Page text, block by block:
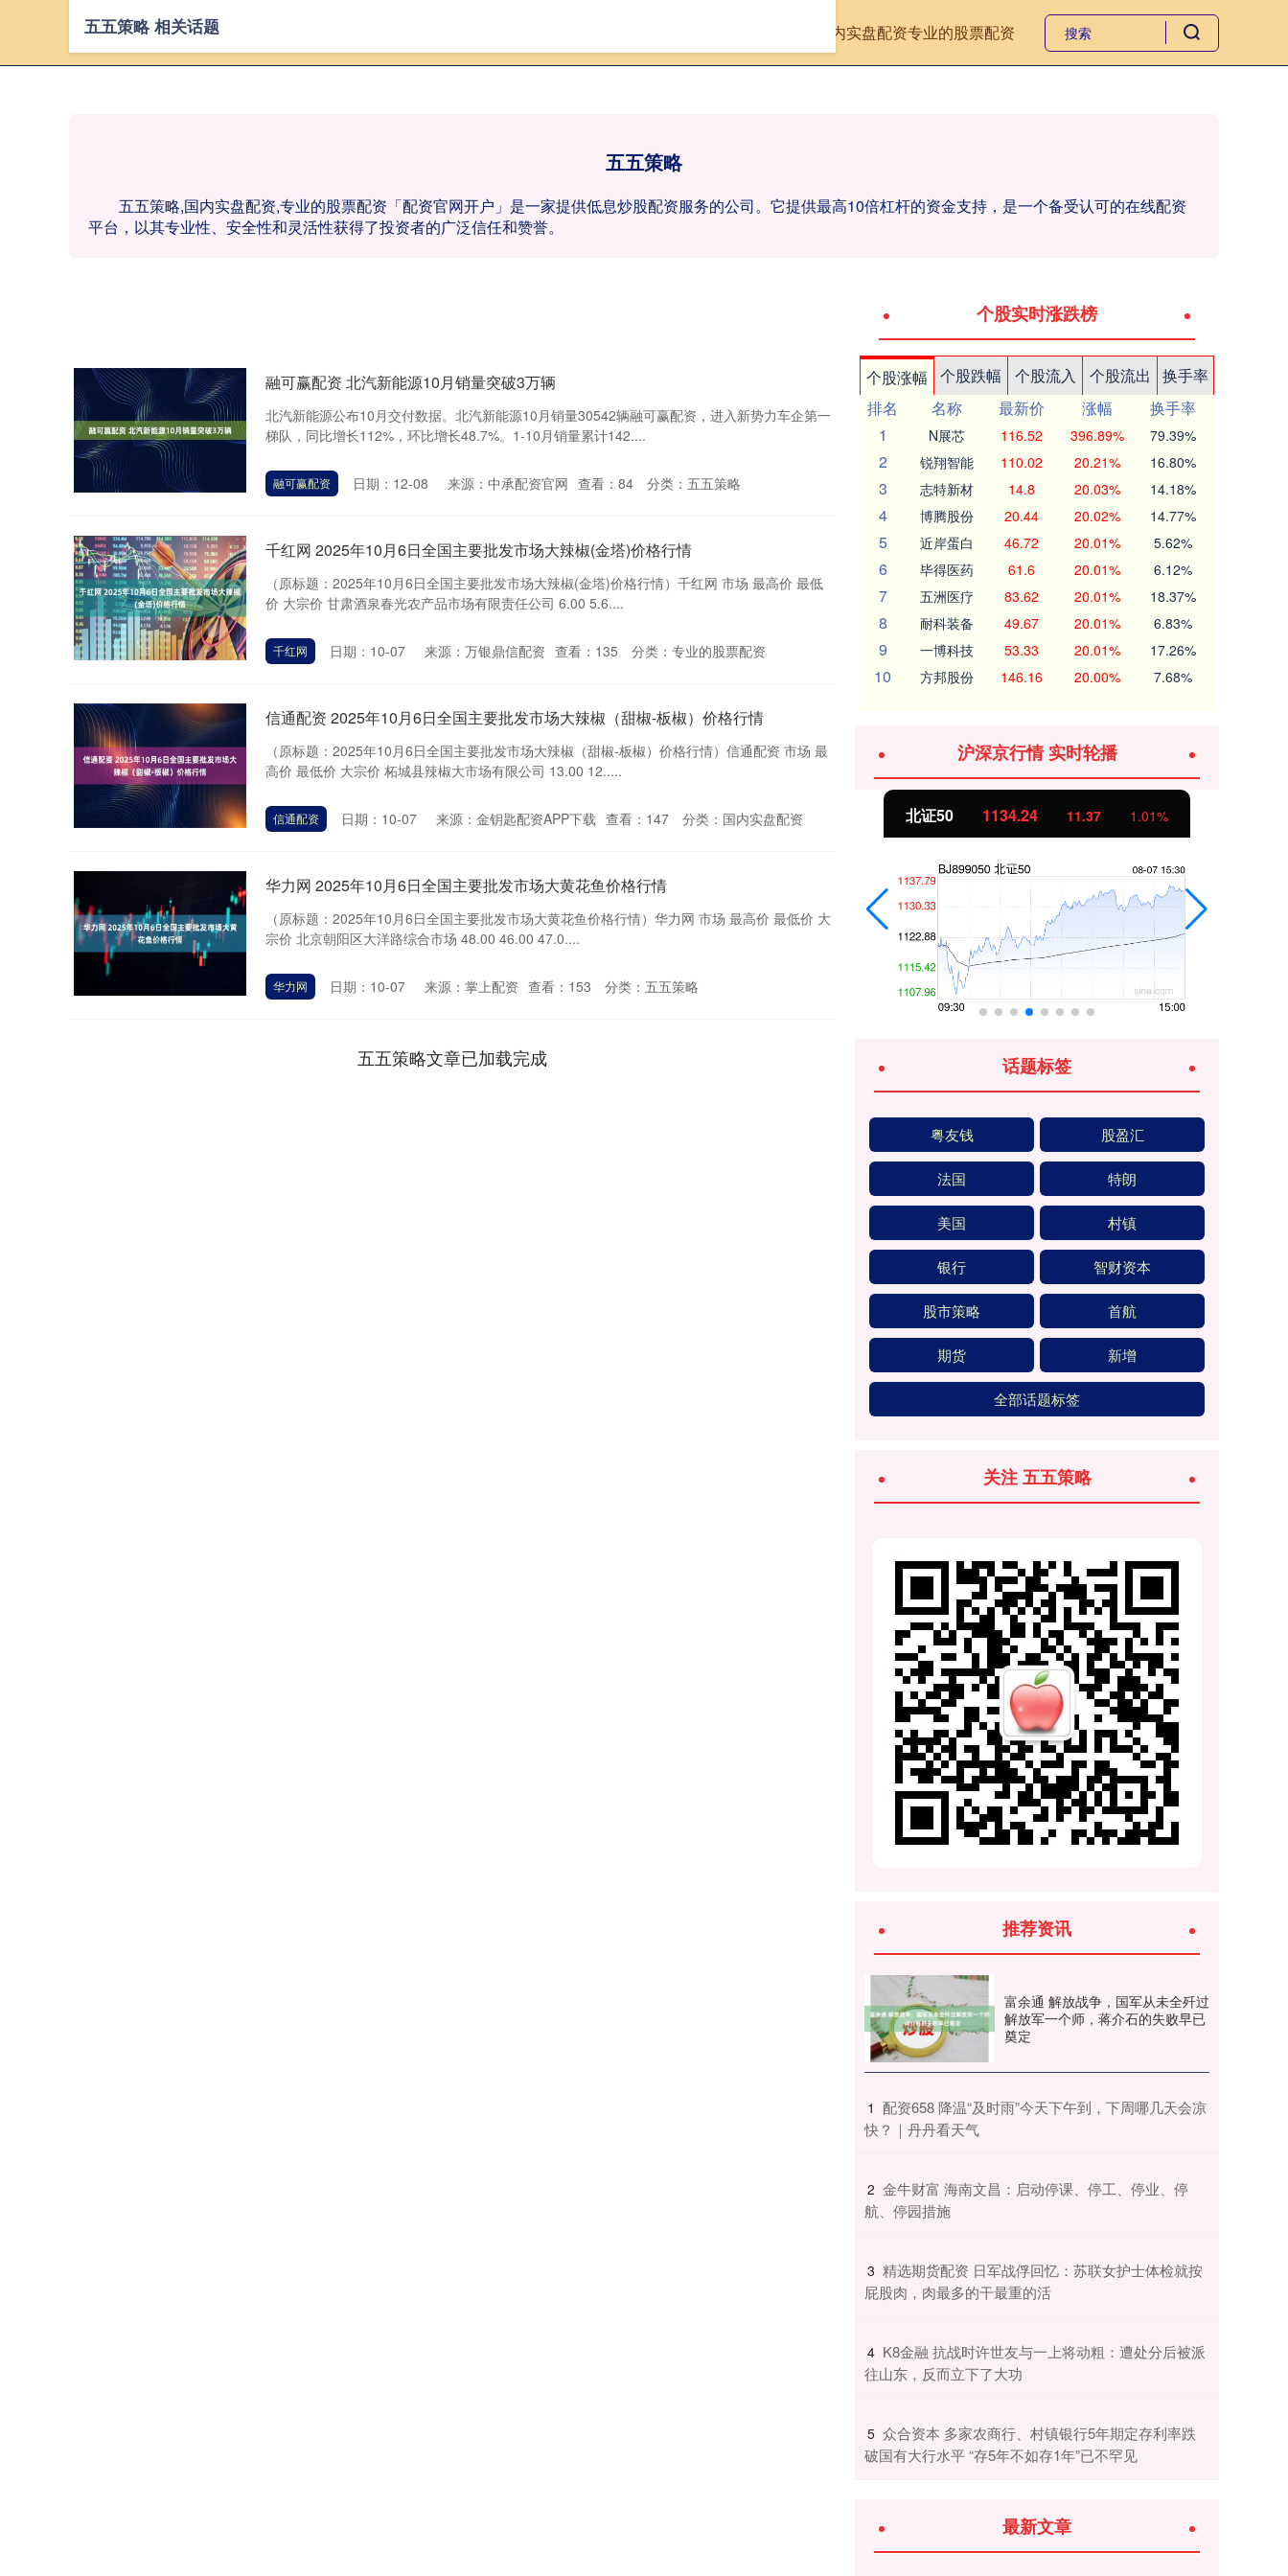
国内实盘配资专业的股票配资
五五策略
五五策略,国内实盘配资,专业的股票配资「配资官网开户」是一家提供低息炒股配资服务的公司。它提供最高10倍杠杆的资金支持，是一个备受认可的在线配资
平台，以其专业性、安全性和灵活性获得了投资者的广泛信任和赞誉。
五五策略 相关话题
融可赢配资 北汽新能源10月销量突破3万辆
北汽新能源公布10月交付数据。北汽新能源10月销量30542辆融可赢配资，进入新势力车企第一
梯队，同比增长112%，环比增长48.7%。1-10月销量累计142....
融可赢配资 日期：12-08 来源：中承配资官网 查看： 84 分类： 五五策略
千红网 2025年10月6日全国主要批发市场大辣椒(金塔)价格行情
（原标题：2025年10月6日全国主要批发市场大辣椒(金塔)价格行情）千红网 市场 最高价 最低
价 大宗价 甘肃酒泉春光农产品市场有限责任公司 6.00 5.6....
千红网 日期：10-07 来源：万银鼎信配资 查看： 135 分类： 专业的股票配资
信通配资 2025年10月6日全国主要批发市场大辣椒（甜椒-板椒）价格行情
（原标题：2025年10月6日全国主要批发市场大辣椒（甜椒-板椒）价格行情）信通配资 市场 最
高价 最低价 大宗价 柘城县辣椒大市场有限公司 13.00 12.....
信通配资 日期：10-07 来源：金钥匙配资APP下载 查看： 147 分类： 国内实盘配资
华力网 2025年10月6日全国主要批发市场大黄花鱼价格行情
（原标题：2025年10月6日全国主要批发市场大黄花鱼价格行情）华力网 市场 最高价 最低价 大
宗价 北京朝阳区大洋路综合市场 48.00 46.00 47.0....
华力网 日期：10-07 来源：掌上配资 查看： 153 分类： 五五策略
五五策略文章已加载完成
个股实时涨跌榜
个股涨幅 个股跌幅 个股流入 个股流出
换手率
排名
名称 最新价 涨幅
换手率
1
N展芯 116.52 396.89% 79.39%
2 锐翔智能 110.02 20.21% 16.80%
3 志特新材 14.8 20.03% 14.18%
4 博腾股份 20.44 20.02% 14.77%
5 近岸蛋白 46.72 20.01% 5.62%
6 毕得医药 61.6 20.01% 6.12%
7 五洲医疗 83.62 20.01% 18.37%
8 耐科装备 49.67 20.01% 6.83%
9 一博科技 53.33 20.01% 17.26%
10 方邦股份 146.16 20.00% 7.68%
沪深京行情 实时轮播
深证成指 14311.01 200.89 1.42% 沪深300 4694.44 43.13 0.93% 北证50 1134.24 11.37 1.01%
话题标签
粤友钱 股盈汇
法国 特朗
美国 村镇
银行 智财资本
股市策略 首航
期货 新增
全部话题标签
关注 五五策略
推荐资讯
富余通 解放战争，国军从未全歼过
解放军一个师，蒋介石的失败早已
奠定
1 ​配资658 降温“及时雨”今天下午到，下周哪几天会凉
快？｜丹丹看天气
2 ​金牛财富 海南文昌：启动停课、停工、停业、停
航、停园措施
3 ​精选期货配资 日军战俘回忆：苏联女护士体检就按
屁股肉，肉最多的干最重的活
4 ​K8金融 抗战时许世友与一上将动粗：遭处分后被派
往山东，反而立下了大功
5 ​众合资本 多家农商行、村镇银行5年期定存利率跌
破国有大行水平 “存5年不如存1年”已不罕见
最新文章